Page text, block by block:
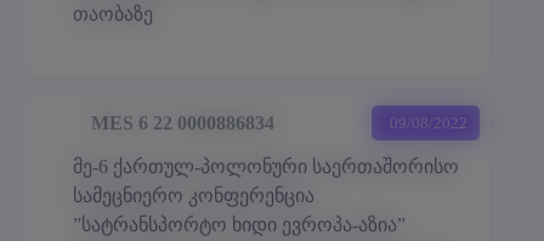
თაობაზე
MES 6 22 0000886834
მე-6 ქართულ-პოლონური საერთაშორისო
სამეცნიერო კონფერენცია
”სატრანსპორტო ხიდი ევროპა-აზია”
09/08/2022